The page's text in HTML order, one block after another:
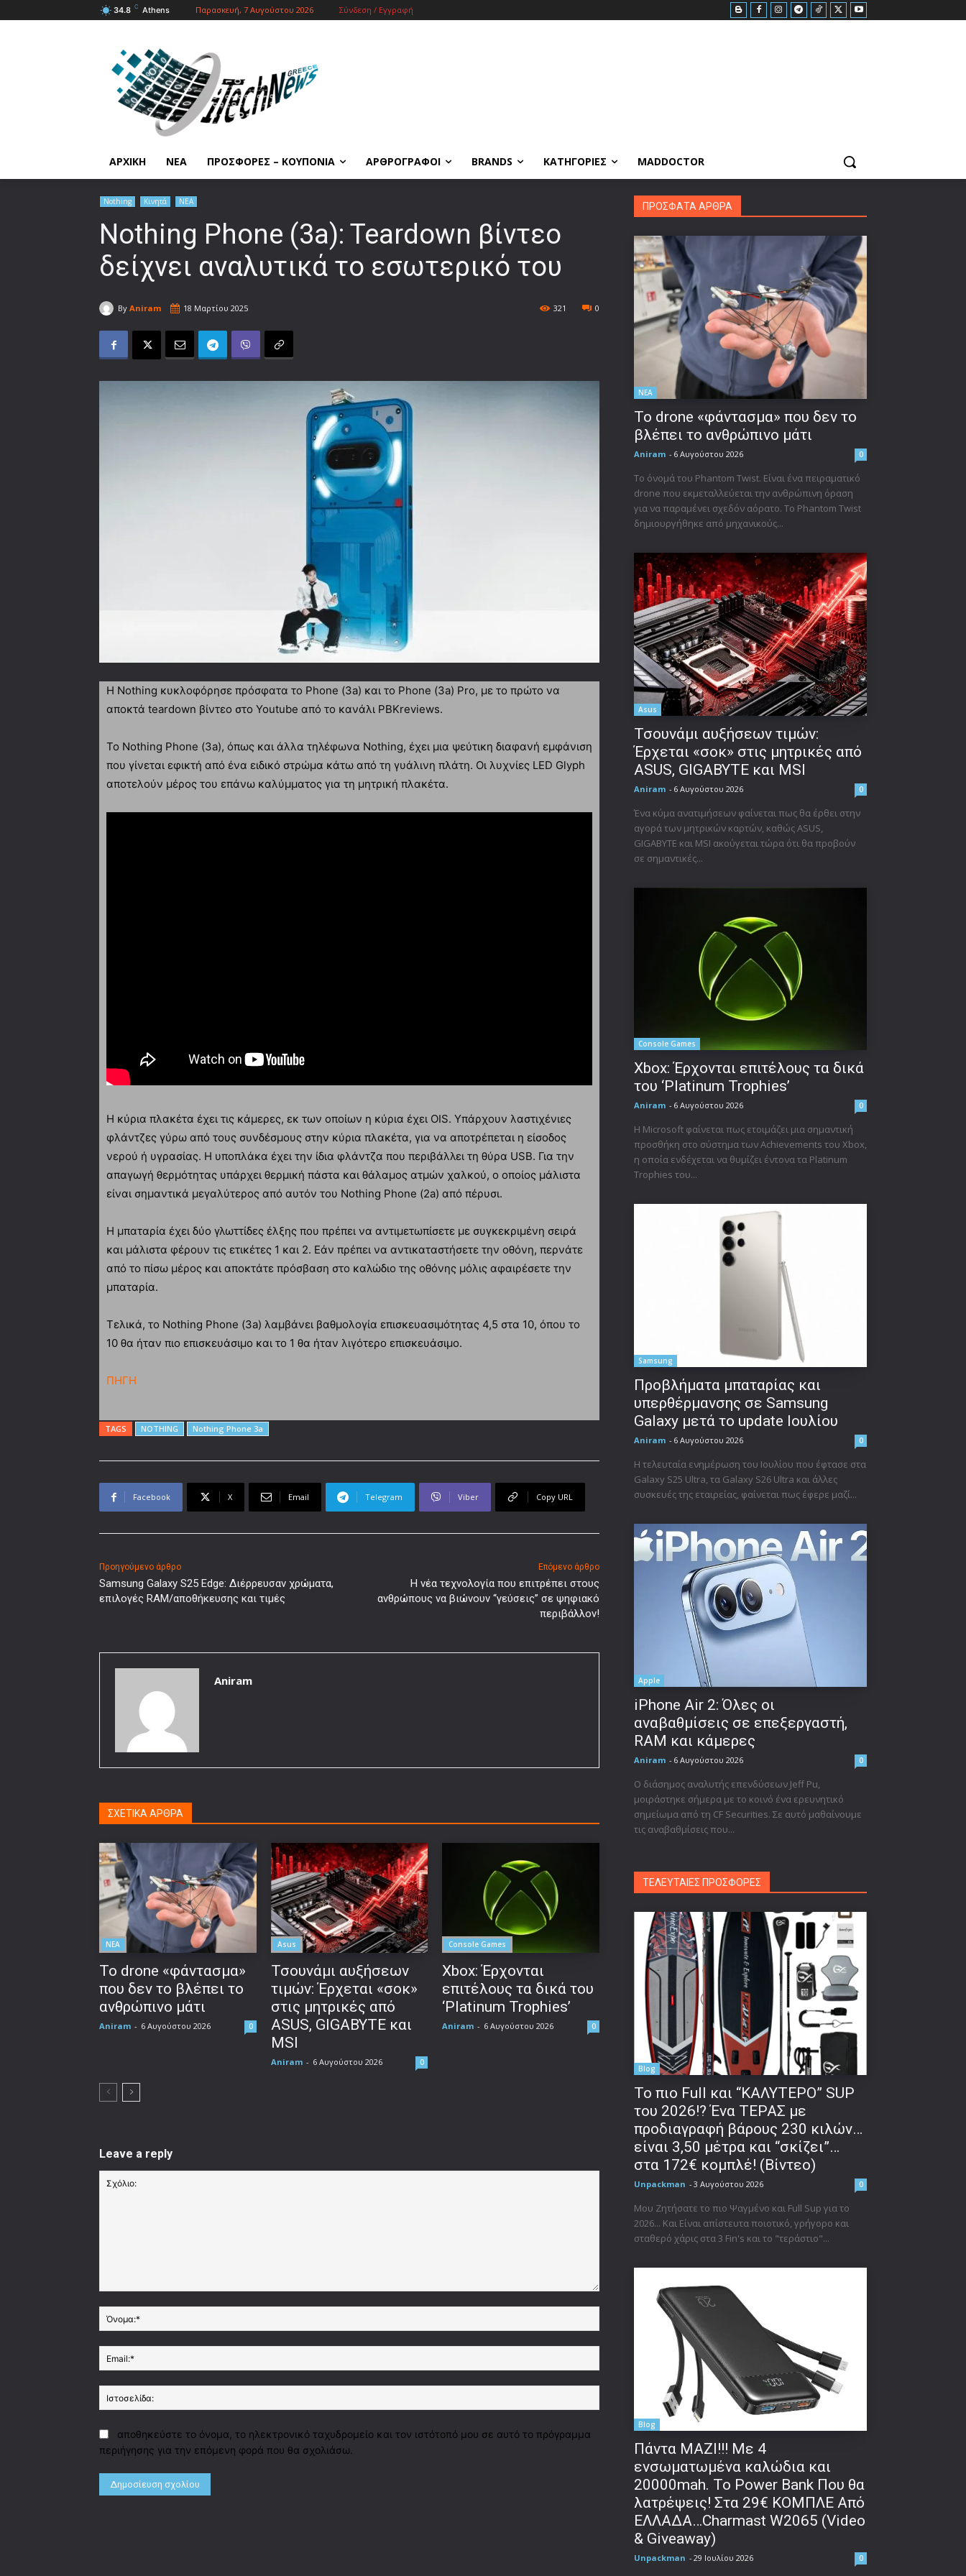
34.8 C Athens Παρασκευή, 7 Αυγούστου 2026 Σύνδεση / Εγγραφή
ΑΡΧΙΚΗ ΝΕΑ ΠΡΟΣΦΟΡΕΣ – ΚΟΥΠΟΝΙΑ ΑΡΘΡΟΓΡΑΦΟΙ BRANDS ΚΑΤΗΓΟΡΙΕΣ MADDOCTOR
Nothing Κινητά ΝΕΑ
Nothing Phone (3a): Teardown βίντεο
δείχνει αναλυτικά το εσωτερικό του
By Aniram 18 Μαρτίου 2025 0
321
Η Νothing κυκλοφόρησε πρόσφατα το Phone (3a) και το Phone (3a) Pro, με το πρώτο να
αποκτά teardown βίντεο στο Youtube από το κανάλι PBKreviews.
Το Nothing Phone (3a), όπως και άλλα τηλέφωνα Nothing, έχει μια ψεύτικη διαφανή εμφάνιση
που γίνεται εφικτή από ένα ειδικό στρώμα κάτω από τη γυάλινη πλάτη. Οι λυχνίες LED Glyph
αποτελούν μέρος του επάνω καλύμματος για τη μητρική πλακέτα.
Η κύρια πλακέτα έχει τις κάμερες, εκ των οποίων η κύρια έχει OIS. Υπάρχουν λαστιχένιες
φλάντζες γύρω από τους συνδέσμους στην κύρια πλακέτα, για να αποτρέπεται η είσοδος
νερού ή υγρασίας. Η υποπλάκα έχει την ίδια φλάντζα που περιβάλλει τη θύρα USB. Για την
απαγωγή θερμότητας υπάρχει θερμική πάστα και θάλαμος ατμών χαλκού, ο οποίος μάλιστα
είναι σημαντικά μεγαλύτερος από αυτόν του Nothing Phone (2a) από πέρυσι.
Η μπαταρία έχει δύο γλωττίδες έλξης που πρέπει να αντιμετωπίσετε με συγκεκριμένη σειρά
και μάλιστα φέρουν τις ετικέτες 1 και 2. Εάν πρέπει να αντικαταστήσετε την οθόνη, περνάτε
από το πίσω μέρος και αποκτάτε πρόσβαση στο καλώδιο της οθόνης μόλις αφαιρέσετε την
μπαταρία.
Τελικά, το Nothing Phone (3a) λαμβάνει βαθμολογία επισκευασιμότητας 4,5 στα 10, όπου το
10 θα ήταν πιο επισκευάσιμο και το 1 θα ήταν λιγότερο επισκευάσιμο.
ΠΗΓΗ
TAGS NOTHING Nothing Phone 3a
Facebook X Email Telegram Viber Copy URL
Προηγούμενο άρθρο
Samsung Galaxy S25 Edge: Διέρρευσαν χρώματα,
επιλογές RAM/αποθήκευσης και τιμές
Επόμενο άρθρο
Η νέα τεχνολογία που επιτρέπει στους
ανθρώπους να βιώνουν “γεύσεις” σε ψηφιακό
περιβάλλον!
Aniram
ΣΧΕΤΙΚΑ ΑΡΘΡΑ
ΝΕΑ
Το drone «φάντασμα»
που δεν το βλέπει το
ανθρώπινο μάτι
Aniram - 6 Αυγούστου 2026 0
Asus
Τσουνάμι αυξήσεων
τιμών: Έρχεται «σοκ»
στις μητρικές από
ASUS, GIGABYTE και
MSI
Aniram - 6 Αυγούστου 2026 0
Console Games
Xbox: Έρχονται
επιτέλους τα δικά του
‘Platinum Trophies’
Aniram - 6 Αυγούστου 2026 0
Leave a reply
αποθηκεύστε το όνομα, το ηλεκτρονικό ταχυδρομείο και τον ιστότοπό μου σε αυτό το πρόγραμμα
περιήγησης για την επόμενη φορά που θα σχολιάσω.
ΠΡΟΣΦΑΤΑ ΑΡΘΡΑ
ΝΕΑ
Το drone «φάντασμα» που δεν το
βλέπει το ανθρώπινο μάτι
Aniram - 6 Αυγούστου 2026 0
Το όνομά του Phantom Twist. Είναι ένα πειραματικό
drone που εκμεταλλεύεται την ανθρώπινη όραση
για να παραμένει σχεδόν αόρατο. Το Phantom Twist
δημιουργήθηκε από μηχανικούς...
Asus
Τσουνάμι αυξήσεων τιμών:
Έρχεται «σοκ» στις μητρικές από
ASUS, GIGABYTE και MSI
Aniram - 6 Αυγούστου 2026 0
Ένα κύμα ανατιμήσεων φαίνεται πως θα έρθει στην
αγορά των μητρικών καρτών, καθώς ASUS,
GIGABYTE και MSI ακούγεται τώρα ότι θα προβούν
σε σημαντικές...
Console Games
Xbox: Έρχονται επιτέλους τα δικά
του ‘Platinum Trophies’
Aniram - 6 Αυγούστου 2026 0
Η Microsoft φαίνεται πως ετοιμάζει μια σημαντική
προσθήκη στο σύστημα των Achievements του Xbox,
η οποία ενδέχεται να θυμίζει έντονα τα Platinum
Trophies του...
Samsung
Προβλήματα μπαταρίας και
υπερθέρμανσης σε Samsung
Galaxy μετά το update Ιουλίου
Aniram - 6 Αυγούστου 2026 0
Η τελευταία ενημέρωση του Ιουλίου που έφτασε στα
Galaxy S25 Ultra, τα Galaxy S26 Ultra και άλλες
συσκευές της εταιρείας, φαίνεται πως έφερε μαζί...
Apple
iPhone Air 2: Όλες οι
αναβαθμίσεις σε επεξεργαστή,
RAM και κάμερες
Aniram - 6 Αυγούστου 2026 0
Ο διάσημος αναλυτής επενδύσεων Jeff Pu,
μοιράστηκε σήμερα με το κοινό ένα ερευνητικό
σημείωμα από τη CF Securities. Σε αυτό μαθαίνουμε
τις αναβαθμίσεις που...
ΤΕΛΕΥΤΑΙΕΣ ΠΡΟΣΦΟΡΕΣ
Blog
To πιο Full και “ΚΑΛΥΤΕΡΟ” SUP
του 2026!? Ένα ΤΕΡΑΣ με
προδιαγραφή βάρους 230 κιλών…
είναι 3,50 μέτρα και “σκίζει”…
στα 172€ κομπλέ! (Βίντεο)
Unpackman - 3 Αυγούστου 2026 0
Μου Ζητήσατε το πιο Ψαγμένο και Full Sup για το
2026... Και Είναι απίστευτα ποιοτικό, γρήγορο και
σταθερό χάρις στα 3 Fin's και το "τεράστιο"...
Blog
Πάντα ΜΑΖΙ!!! Με 4
ενσωματωμένα καλώδια και
20000mah. Το Power Bank Που θα
λατρέψεις! Στα 29€ ΚΟΜΠΛΕ Από
ΕΛΛΑΔΑ…Charmast W2065 (Video
& Giveaway)
Unpackman - 29 Ιουλίου 2026 0